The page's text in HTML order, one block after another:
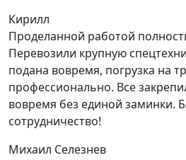
Кирилл
Проделанной работой
Перевозили крупную
подана вовремя, погрузка на
профессионально. Все
вовремя без единой заминки.
сотрудничество!
Михаил Селезнев